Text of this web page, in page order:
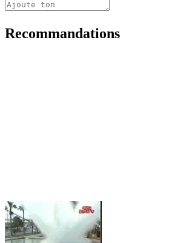
Recommandations